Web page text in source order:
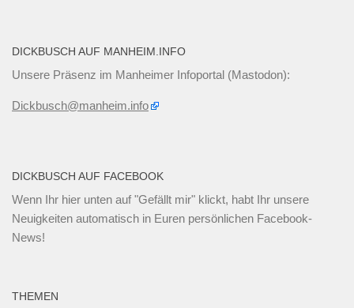
DICKBUSCH AUF MANHEIM.INFO
Unsere Präsenz im Manheimer Infoportal (Mastodon):
Dickbusch@manheim.info
DICKBUSCH AUF FACEBOOK
Wenn Ihr hier unten auf "Gefällt mir" klickt, habt Ihr unsere
Neuigkeiten automatisch in Euren persönlichen Facebook-
News!
THEMEN